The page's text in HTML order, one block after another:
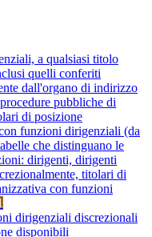
a qualsiasi titolo
quelli conferiti
dall'organo di indirizzo
pubbliche di
di posizione
funzioni dirigenziali (da
che distinguano le
dirigenti, dirigenti
titolari di
con funzioni
dirigenziali discrezionali
disponibili